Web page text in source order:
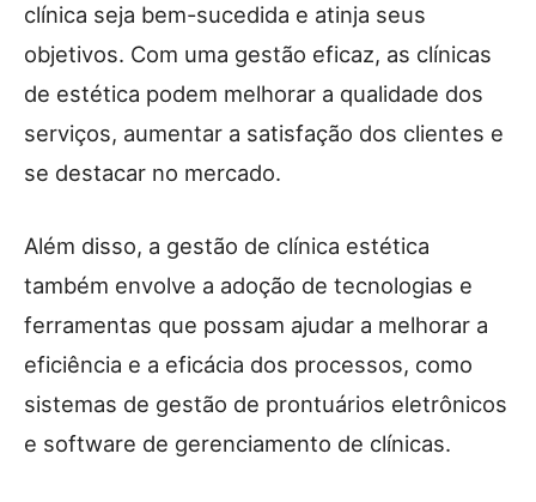
clínica seja bem-sucedida e atinja seus
objetivos. Com uma gestão eficaz, as clínicas
de estética podem melhorar a qualidade dos
serviços, aumentar a satisfação dos clientes e
se destacar no mercado.
Além disso, a gestão de clínica estética
também envolve a adoção de tecnologias e
ferramentas que possam ajudar a melhorar a
eficiência e a eficácia dos processos, como
sistemas de gestão de prontuários eletrônicos
e software de gerenciamento de clínicas.